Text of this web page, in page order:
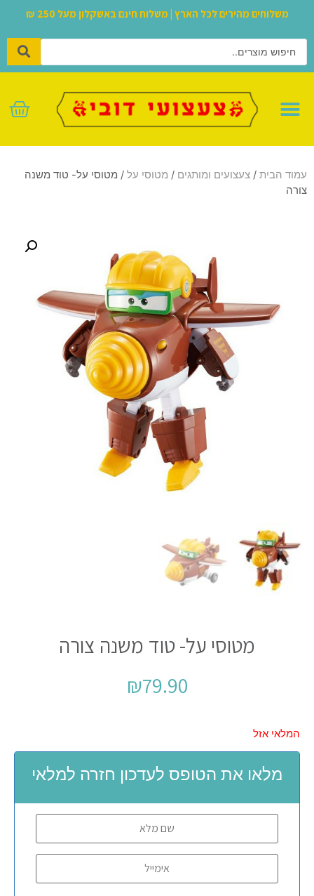
משלוחים מהירים לכל הארץ | משלוח חינם באשקלון מעל 250 ₪
עמוד הבית / צעצועים ומותגים / מטוסי על / מטוסי על- טוד משנה
צורה
מטוסי על- טוד משנה צורה
₪79.90
המלאי אזל
מלאו את הטופס לעדכון חזרה למלאי